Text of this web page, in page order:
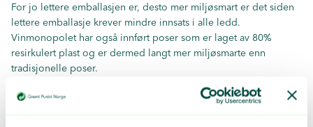
For jo lettere emballasjen er, desto mer miljøsmart er det siden
lettere emballasje krever mindre innsats i alle ledd.
Vinmonopolet har også innført poser som er laget av 80%
resirkulert plast og er dermed langt mer miljøsmarte enn
tradisjonelle poser.